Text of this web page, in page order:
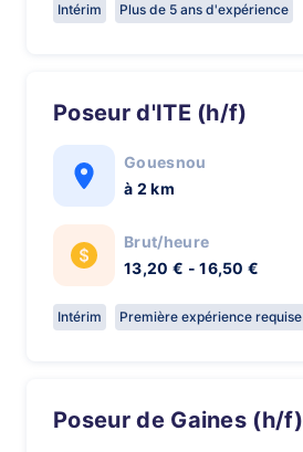
Intérim Plus de 5 ans d'expérience
Poseur d'ITE (h/f)
Gouesnou
à 2 km
Brut/heure
13,20 € - 16,50 €
Intérim Première expérience requise
Poseur de Gaines (h/f)